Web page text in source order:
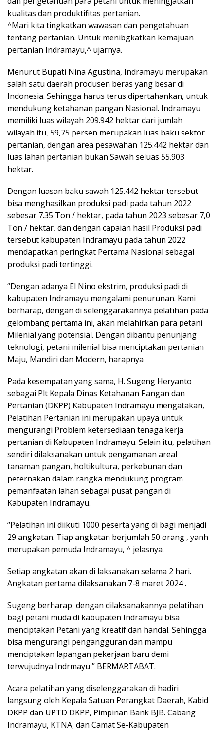
kualitas dan produktifitas pertanian.
^Mari kita tingkatkan wawasan dan pengetahuan
tentang pertanian. Untuk menibgkatkan kemajuan
pertanian Indramayu,^ ujarnya.
Menurut Bupati Nina Agustina, Indramayu merupakan
salah satu daerah produsen beras yang besar di
Indonesia. Sehingga harus terus dipertahankan, untuk
mendukung ketahanan pangan Nasional. Indramayu
memiliki luas wilayah 209.942 hektar dari jumlah
wilayah itu, 59,75 persen merupakan luas baku sektor
pertanian, dengan area pesawahan 125.442 hektar dan
luas lahan pertanian bukan Sawah seluas 55.903
hektar.
Dengan luasan baku sawah 125.442 hektar tersebut
bisa menghasilkan produksi padi pada tahun 2022
sebesar 7.35 Ton / hektar, pada tahun 2023 sebesar 7,0
Ton / hektar, dan dengan capaian hasil Produksi padi
tersebut kabupaten Indramayu pada tahun 2022
mendapatkan peringkat Pertama Nasional sebagai
produksi padi tertinggi.
“Dengan adanya El Nino ekstrim, produksi padi di
kabupaten Indramayu mengalami penurunan. Kami
berharap, dengan di selenggarakannya pelatihan pada
gelombang pertama ini, akan melahirkan para petani
Milenial yang potensial. Dengan dibantu penunjang
teknologi, petani milenial bisa menciptakan pertanian
Maju, Mandiri dan Modern, harapnya
Pada kesempatan yang sama, H. Sugeng Heryanto
sebagai Plt Kepala Dinas Ketahanan Pangan dan
Pertanian (DKPP) Kabupaten Indramayu mengatakan,
Pelatihan Pertanian ini merupakan upaya untuk
mengurangi Problem ketersediaan tenaga kerja
pertanian di Kabupaten Indramayu. Selain itu, pelatihan
sendiri dilaksanakan untuk pengamanan areal
tanaman pangan, holtikultura, perkebunan dan
peternakan dalam rangka mendukung program
pemanfaatan lahan sebagai pusat pangan di
Kabupaten Indramayu.
“Pelatihan ini diikuti 1000 peserta yang di bagi menjadi
29 angkatan. Tiap angkatan berjumlah 50 orang , yanh
merupakan pemuda Indramayu, ^ jelasnya.
Setiap angkatan akan di laksanakan selama 2 hari.
Angkatan pertama dilaksanakan 7-8 maret 2024 .
Sugeng berharap, dengan dilaksanakannya pelatihan
bagi petani muda di kabupaten Indramayu bisa
menciptakan Petani yang kreatif dan handal. Sehingga
bisa mengurangi pengangguran dan mampu
menciptakan lapangan pekerjaan baru demi
terwujudnya Indrmayu ” BERMARTABAT.
Acara pelatihan yang diselenggarakan di hadiri
langsung oleh Kepala Satuan Perangkat Daerah, Kabid
DKPP dan UPTD DKPP, Pimpinan Bank BJB. Cabang
Indramayu, KTNA, dan Camat Se-Kabupaten